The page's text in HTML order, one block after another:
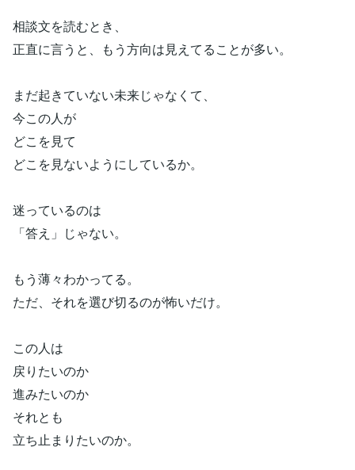
相談文を読むとき、
正直に言うと、もう方向は見えてることが多い。
まだ起きていない未来じゃなくて、
今この人が
どこを見て
どこを見ないようにしているか。
迷っているのは
「答え」じゃない。
もう薄々わかってる。
ただ、それを選び切るのが怖いだけ。
この人は
戻りたいのか
進みたいのか
それとも
立ち止まりたいのか。